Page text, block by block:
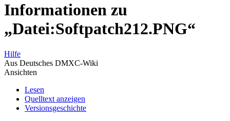
Informationen zu
„Datei:Softpatch212.PNG“
Hilfe
Aus Deutsches DMXC-Wiki
Ansichten
Lesen
Quelltext anzeigen
Versionsgeschichte